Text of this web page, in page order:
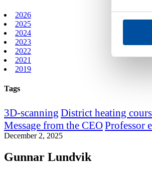
2026
2025
2024
2023
2022
2021
2019
Tags
3D-scanning District heating
Message from the CEOProfessor
December 2, 2025
Gunnar Lundvik